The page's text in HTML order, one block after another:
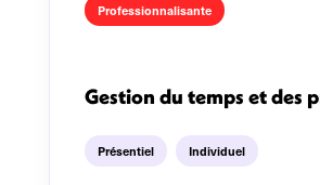
Professionnalisante
Gestion du temps et des
Présentiel Individuel